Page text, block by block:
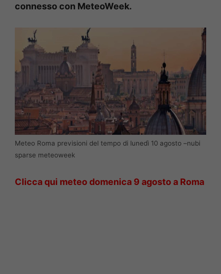
connesso con MeteoWeek.
Meteo Roma previsioni del tempo di lunedì 10 agosto –nubi
sparse meteoweek
Clicca qui meteo domenica 9 agosto a Roma